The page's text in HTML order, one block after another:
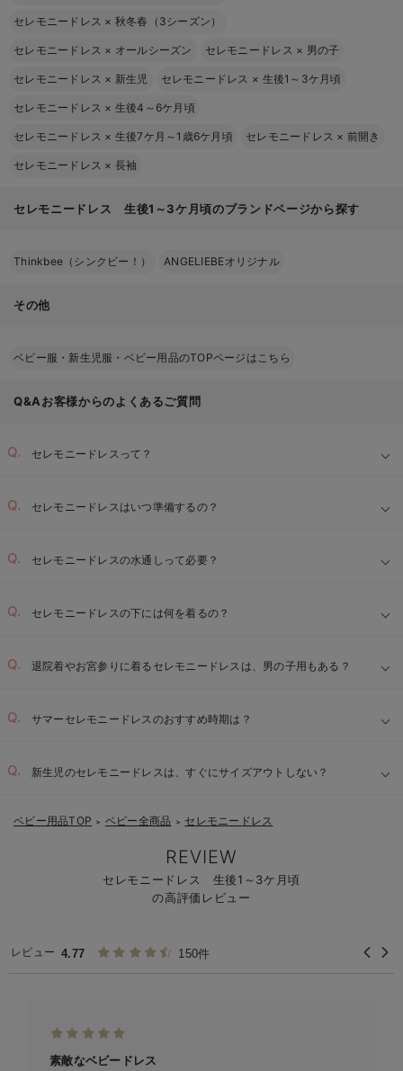
セレモニードレス × 秋冬春（3シーズン）
セレモニードレス × オールシーズン セレモニードレス × 男の子
セレモニードレス × 新生児 セレモニードレス × 生後1～3ケ月頃
セレモニードレス × 生後4～6ケ月頃
セレモニードレス × 生後7ケ月～1歳6ケ月頃 セレモニードレス × 前開き
セレモニードレス × 長袖
セレモニードレス 生後1～3ケ月頃のブランドページから探す
Thinkbee（シンクビー！） ANGELIEBEオリジナル
その他
ベビー服・新生児服・ベビー用品のTOPページはこちら
Q&Aお客様からのよくあるご質問
セレモニードレスって？
セレモニードレスはいつ準備するの？
セレモニードレスの水通しって必要？
セレモニードレスの下には何を着るの？
退院着やお宮参りに着るセレモニードレスは、男の子用もある？
サマーセレモニードレスのおすすめ時期は？
新生児のセレモニードレスは、すぐにサイズアウトしない？
ベビー用品TOP ＞ ベビー全商品 ＞ セレモニードレス
REVIEW
セレモニードレス 生後1～3ケ月頃
の高評価レビュー
レビュー 4.77 150件
素敵なベビードレス